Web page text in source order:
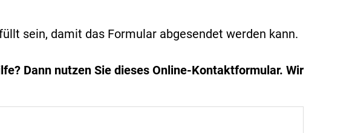
sein, damit das Formular abgesendet werden kann.
Dann nutzen Sie dieses Online-Kontaktformular. Wir